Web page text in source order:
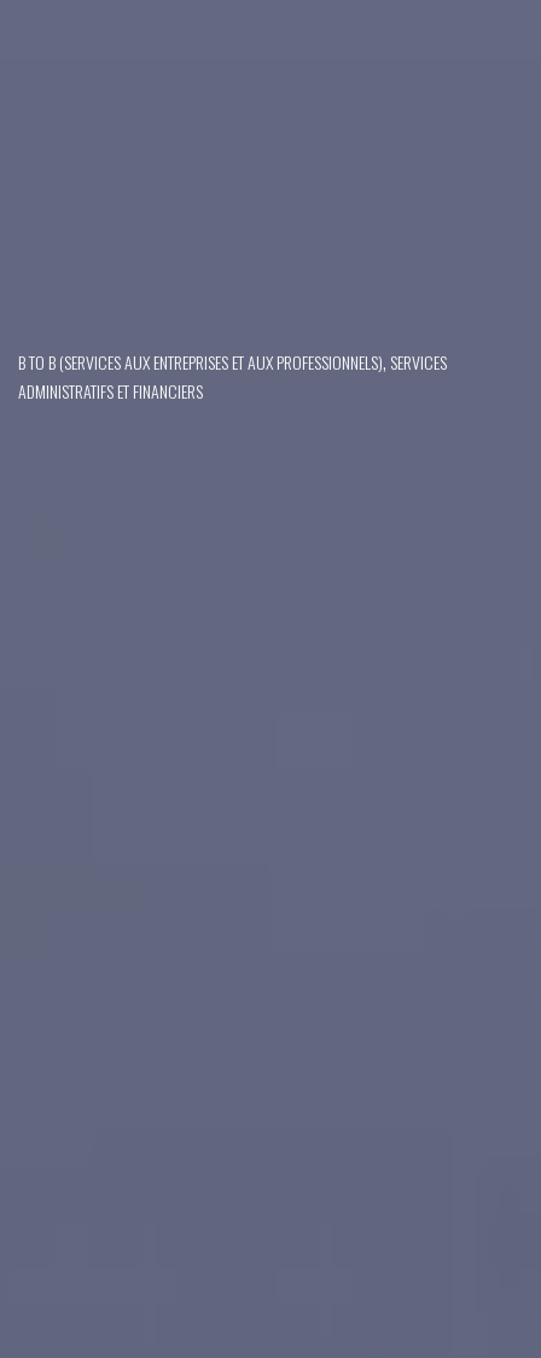
B TO B (SERVICES AUX ENTREPRISES ET AUX PROFESSIONNELS), SERVICES
ADMINISTRATIFS ET FINANCIERS